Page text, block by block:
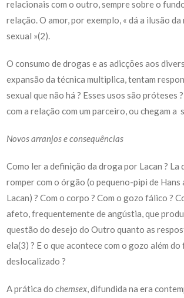
relacionais com o outro, sempre sobre o
relação. O amor, por exemplo, « dá a ilusão
sexual »(2).
O consumo de drogas e as adicções aos
expansão da técnica multiplica, tentam
sexual que não há ? Esses usos são próteses
com a relação com um parceiro, ou chegam a
Novos arranjos e consequências
Como ler a definição da droga por Lacan ? La
romper com o órgão (o pequeno-pipi de Hans
Lacan) ? Com o corpo ? Com o gozo fálico ?
afeto, frequentemente de angústia, que
questão do desejo do Outro quanto as
ela(3) ? E o que acontece com o gozo além
deslocalizado ?
A prática dochemsex, difundida na era